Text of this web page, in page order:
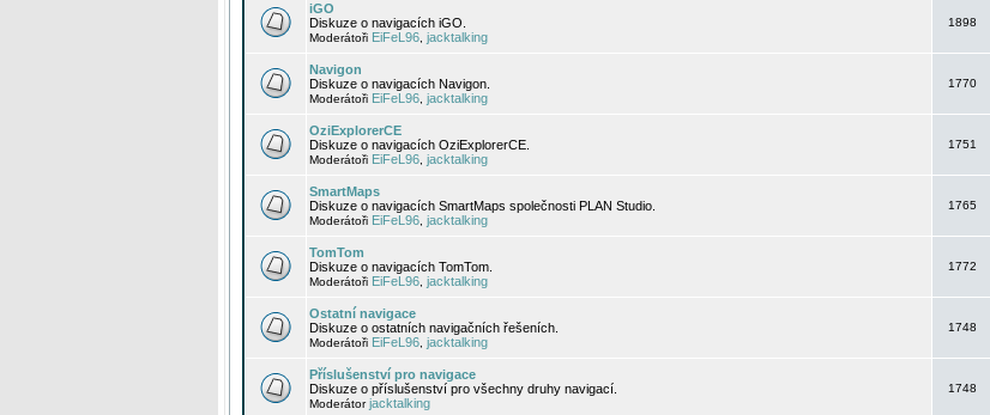
iGO
Diskuze o navigacích iGO.
Moderátoři EiFeL96 jacktalking
1898
Navigon
Diskuze o navigacích Navigon.
Moderátoři EiFeL96 jacktalking
1770
OziExplorerCE
Diskuze o navigacích OziExplorerCE.
Moderátoři EiFeL96 jacktalking
1751
SmartMaps
Diskuze o navigacích SmartMaps společnosti PLAN Studio.
Moderátoři EiFeL96 jacktalking
1765
TomTom
Diskuze o navigacích TomTom.
Moderátoři EiFeL96 jacktalking
1772
Ostatní navigace
Diskuze o ostatních navigačních řešeních.
Moderátoři EiFeL96 jacktalking
1748
Příslušenství pro navigace
Diskuze o příslušenství pro všechny druhy navigací.
Moderátorjacktalking
1748